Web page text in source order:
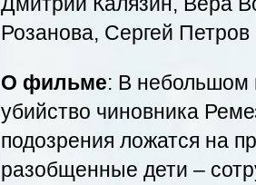
Розанова, Сергей
О фильме: В небольшом
убийство чиновника
подозрения ложатся на
разобщенные дети –